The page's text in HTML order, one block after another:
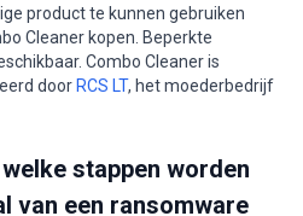
product te kunnen gebruiken
Cleaner kopen. Beperkte
Combo Cleaner is
door RCS LT, het moederbedrijf
stappen worden
van een ransomware